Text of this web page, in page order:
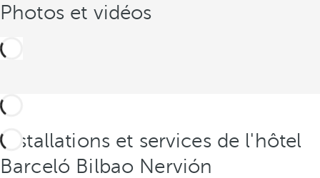
Photos et vidéos
Installations et services de l'hôtel
Barceló Bilbao Nervión